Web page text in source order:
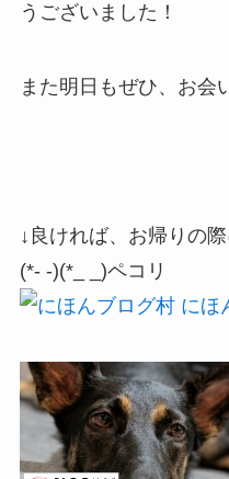
うございました！
また明日もぜひ、お会
↓良ければ、お帰りの
(*- -)(*_ _)ペコリ